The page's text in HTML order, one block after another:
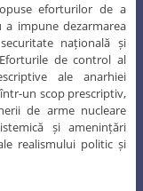
eforturilor de a
impune dezarmarea
națională și
de control al
ale anarhiei
un scop prescriptiv,
de arme nucleare
și amenințări
realismului politic și